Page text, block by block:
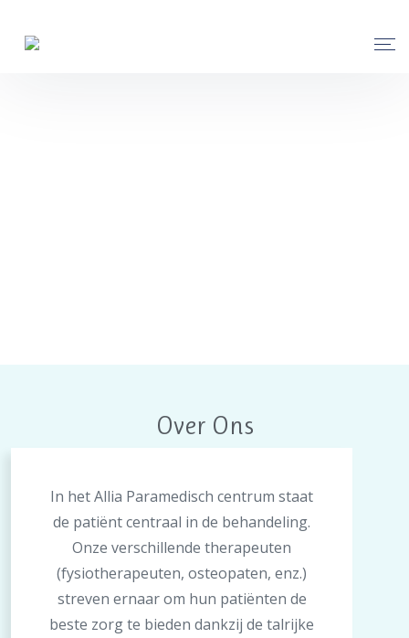
Over Ons
In het Allia Paramedisch centrum staat
de patiënt centraal in de behandeling.
Onze verschillende therapeuten
(fysiotherapeuten, osteopaten, enz.)
streven ernaar om hun patiënten de
beste zorg te bieden dankzij de talrijke